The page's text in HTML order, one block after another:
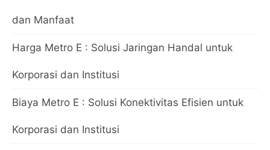
dan Manfaat
Harga Metro E : Solusi Jaringan Handal untuk
Korporasi dan Institusi
Biaya Metro E : Solusi Konektivitas Efisien untuk
Korporasi dan Institusi